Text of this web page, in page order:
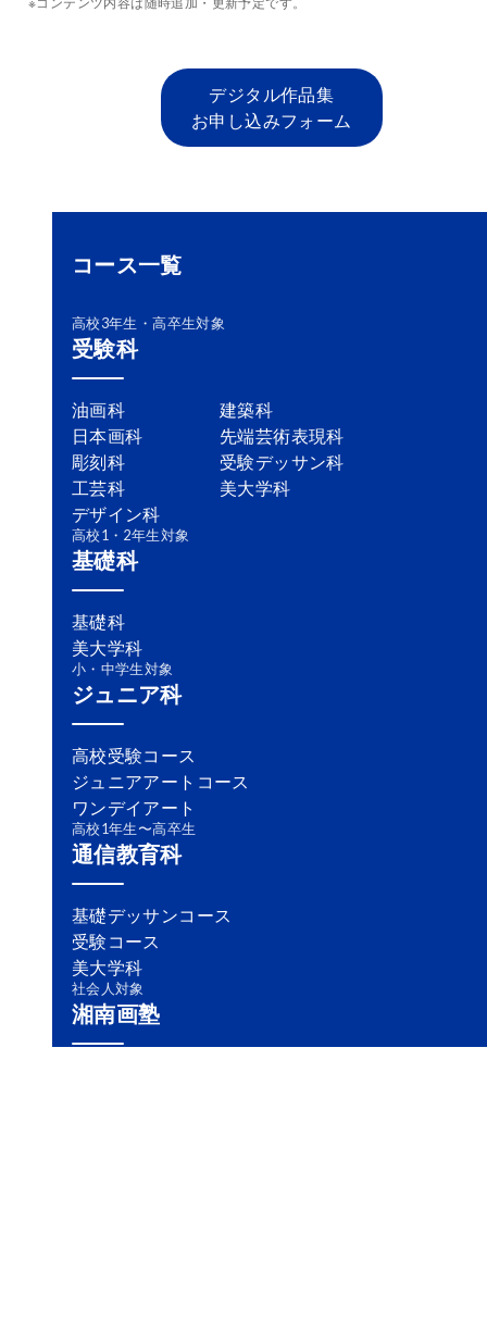
デジタル作品集
お申し込みフォーム
コース一覧
高校3年生・高卒生対象
受験科
油画科
日本画科
彫刻科
工芸科
デザイン科
建築科
先端芸術表現科
受験デッサン科
美大学科
高校1・2年生対象
基礎科
基礎科
美大学科
小・中学生対象
ジュニア科
高校受験コース
ジュニアアートコース
ワンデイアート
高校1年生〜高卒生
通信教育科
基礎デッサンコース
受験コース
美大学科
社会人対象
湘南画塾